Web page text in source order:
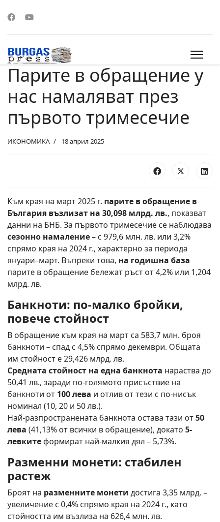
Парите в обращение у
нас намаляват през
първото тримесечие
ИКОНОМИКА 18 април 2025
Към края на март 2025 г. парите в обращение в
България възлизат на 30,098 млрд. лв., показват
данни на БНБ. За първото тримесечие се наблюдава
сезонно намаление– с 979,6 млн. лв. или 3,2%
спрямо края на 2024 г., характерно за периода
януари–март. Въпреки това, на годишна база
парите в обращение бележат ръст от 4,2% или 1,204
млрд. лв.
Банкноти: по-малко бройки,
повече стойност
В обращение към края на март са 583,7 млн. броя
банкноти – спад с 4,5% спрямо декември. Общата
им стойност е 29,426 млрд. лв.
Средната стойност на една банкнота нараства до
50,41 лв., заради по-голямото присъствие на
банкноти от 100 лева и отлив от тези с по-нисък
номинал (10, 20 и 50 лв.).
Най-разпространената банкнота остава тази от50
лева (41,13% от всички в обращение), докато 5-
левкитеформират най-малкия дял – 5,73%.
Разменни монети: стабилен
растеж
Броят на разменните монети достига 3,35 млрд. –
увеличение с 0,4% спрямо края на 2024 г., като
стойността им възлиза на 626,4 млн. лв.